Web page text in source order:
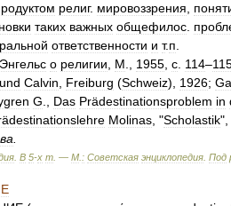
религ. мировоззрения
таких важных общефилос
ответственности и т.п
Энгельс о религии М 1955 с 114–
und Calvin Freiburg (Schweiz), 1926;
G Das Prädestinationsproblem in
Molinas , "Scholastik",
В 5-х т . — М : Советская энциклопедия Под